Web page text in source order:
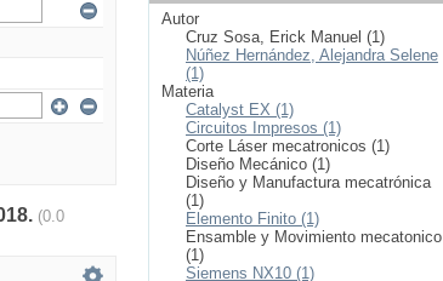
(0.0
Autor
Cruz Sosa, Erick Manuel (1)
Núñez Hernández, Alejandra Selene
(1)
Materia
Catalyst EX (1)
Circuitos Impresos (1)
Corte Láser mecatronicos (1)
Diseño Mecánico (1)
Diseño y Manufactura mecatrónica
(1)
Elemento Finito (1)
Ensamble y Movimiento mecatonico
(1)
Siemens NX10 (1)